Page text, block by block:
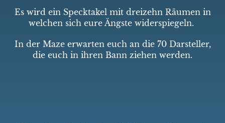
Es wird ein Specktakel mit dreizehn Räumen in
welchen sich eure Ängste widerspiegeln.
In der Maze erwarten euch an die 70 Darsteller,
die euch in ihren Bann ziehen werden.